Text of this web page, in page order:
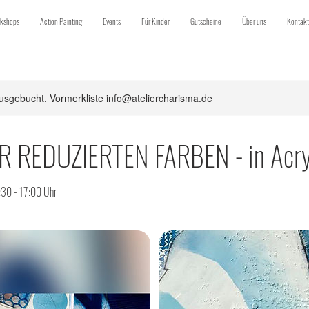
Action Painting Events Für Kinder Gutscheine Über uns Kontakt
Vormerkliste info@ateliercharisma.de
REDUZIERTEN FARBEN - in
- 17:00 Uhr